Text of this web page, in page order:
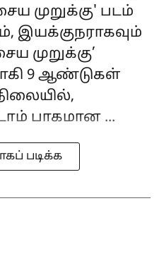
முறுக்கு' படம்
இயக்குநராகவும்
முறுக்கு’
9 ஆண்டுகள்
பாகமான ...
படிக்க